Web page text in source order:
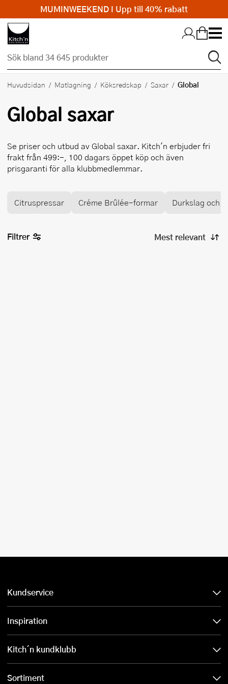
Hopp till huvudinnehållet
Huvudsidan Matlagning Köksredskap Saxar Global
Global saxar
Se priser och utbud avGlobal saxar. Kitch'n erbjuder fri
frakt från 499:-, 100 dagars öppet köp och även
prisgaranti för alla klubbmedlemmar.
Citruspressar Créme Brûlée-formar Durkslag och
Filtrer
Kundservice
Inspiration
Kitch´n kundklubb
Sortiment
MUMINWEEKEND I Upp till 40% rabatt